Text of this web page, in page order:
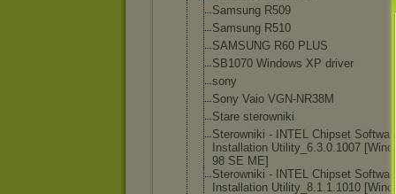
Samsung R509
Samsung R510
SAMSUNG R60 PLUS
SB1070 Windows XP driver
sony
Sony Vaio VGN-NR38M
Stare sterowniki
Sterowniki - INTEL Chipset Software
Installation Utility_6.3.0.1007
98 SE ME]
Sterowniki - INTEL Chipset Software
Installation Utility_8.1.1.1010